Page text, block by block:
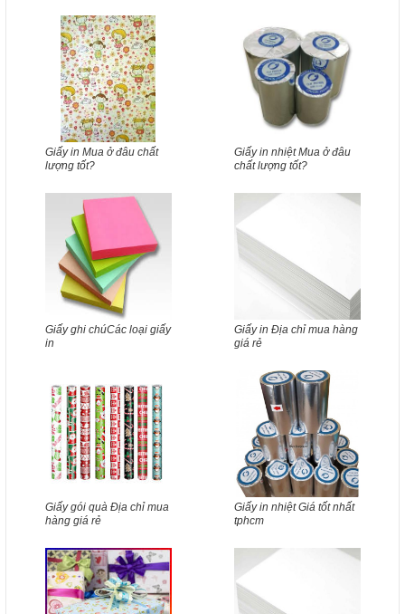
Giấy in Mua ở đâu chất
lượng tốt?
Giấy in nhiệt Mua ở đâu
chất lượng tốt?
Giấy ghi chúCác loại giấy
in
Giấy in Địa chỉ mua hàng
giá rẻ
Giấy gói quà Địa chỉ mua
hàng giá rẻ
Giấy in nhiệt Giá tốt nhất
tphcm